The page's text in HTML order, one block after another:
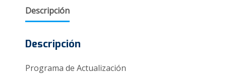
Descripción
Descripción
Programa de Actualización